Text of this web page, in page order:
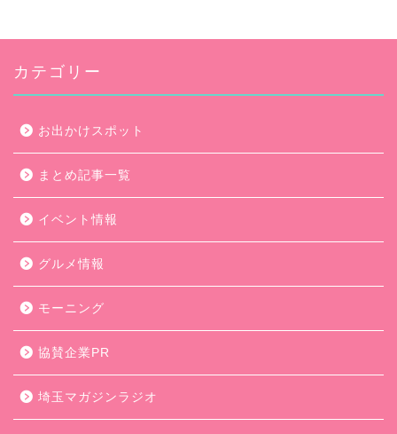
カテゴリー
お出かけスポット
まとめ記事一覧
イベント情報
グルメ情報
モーニング
協賛企業PR
埼玉マガジンラジオ